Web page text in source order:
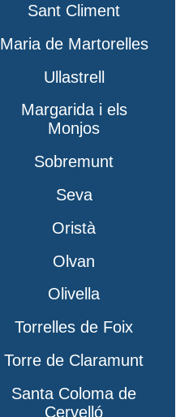
Sant Climent
Maria de Martorelles
Ullastrell
Margarida i els
Monjos
Sobremunt
Seva
Oristà
Olvan
Olivella
Torrelles de Foix
Torre de Claramunt
Santa Coloma de
Cervelló